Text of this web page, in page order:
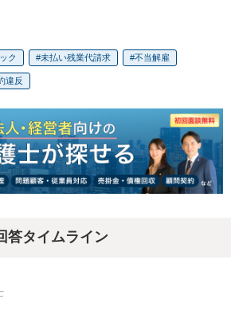
ク 未払い残業代請求 不当解雇
違反
答タイムライン